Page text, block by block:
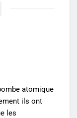
atomique
ils ont
les